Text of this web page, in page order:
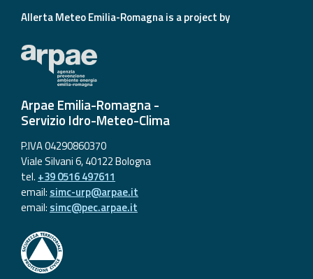
Avalanche
Alerts and
Event
monitoring
Forecasts and
data
Weather and sea
Observational
data
Allerta Meteo Emilia-Romagna is a project by
Arpae Emilia-Romagna -
Servizio Idro-Meteo-Clima
P.IVA 04290860370
Viale Silvani 6, 40122 Bologna
tel. +39 0516 497611
email: simc-urp@arpae.it
email: simc@pec.arpae.it